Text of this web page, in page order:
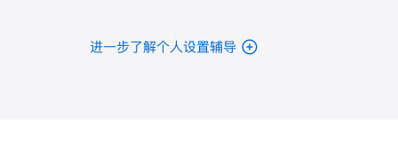
进一步了解个人设置辅导